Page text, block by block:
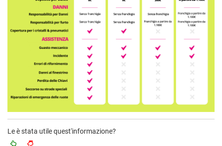
Le è stata utile quest'informazione?